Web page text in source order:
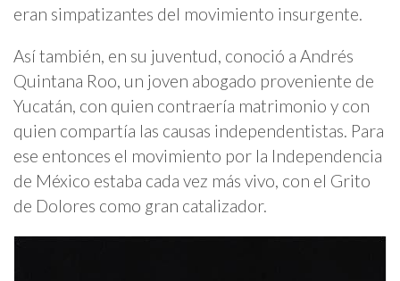
eran simpatizantes del movimiento insurgente.
Así también, en su juventud, conoció a Andrés
Quintana Roo, un joven abogado proveniente de
Yucatán, con quien contraería matrimonio y con
quien compartía las causas independentistas. Para
ese entonces el movimiento por la Independencia
de México estaba cada vez más vivo, con el Grito
de Dolores como gran catalizador.